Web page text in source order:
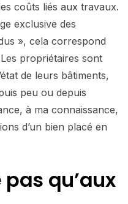
coûts liés aux travaux.
exclusive des
», cela correspond
propriétaires sont
de leurs bâtiments,
peu ou depuis
à ma connaissance,
d’un bien placé en
pas qu’aux